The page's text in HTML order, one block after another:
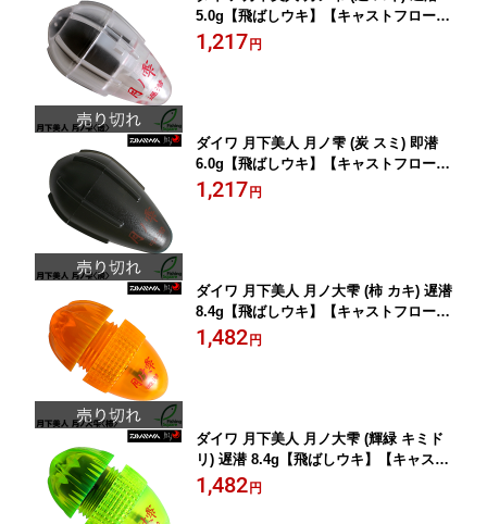
5.0g【飛ばしウキ】【キャストフロー
ト】
1,217 円
ダイワ 月下美人 月ノ雫 (炭 スミ) 即潜
6.0g【飛ばしウキ】【キャストフロー
ト】
1,217 円
ダイワ 月下美人 月ノ大雫 (柿 カキ) 遅潜
8.4g【飛ばしウキ】【キャストフロー
ト】
1,482 円
ダイワ 月下美人 月ノ大雫 (輝緑 キミド
リ) 遅潜 8.4g【飛ばしウキ】【キャスト
フロート】
1,482 円